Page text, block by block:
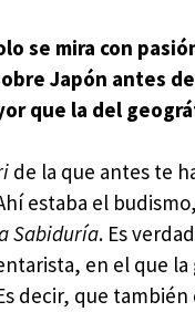
se mira con
Japón antes
que la del
de la que antes te
estaba el
Sabiduría. Es
en el que la
decir, que